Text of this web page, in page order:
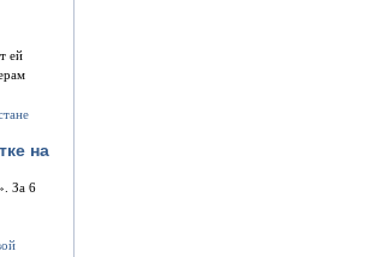
ей
на
За 6